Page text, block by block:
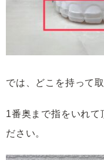
では、どこを持って
1番奥まで指をいれて
ださい。